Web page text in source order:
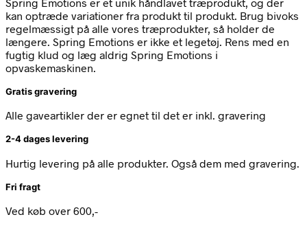
kan optræde variationer fra produkt til produkt. Brug bivoks
regelmæssigt på alle vores træprodukter, så holder de
længere. Spring Emotions er ikke et legetøj. Rens med en
fugtig klud og læg aldrig Spring Emotions i
opvaskemaskinen.
Gratis gravering
Alle gaveartikler der er egnet til det er inkl. gravering
2-4 dages levering
Hurtig levering på alle produkter. Også dem med gravering.
Fri fragt
Ved køb over 600,-